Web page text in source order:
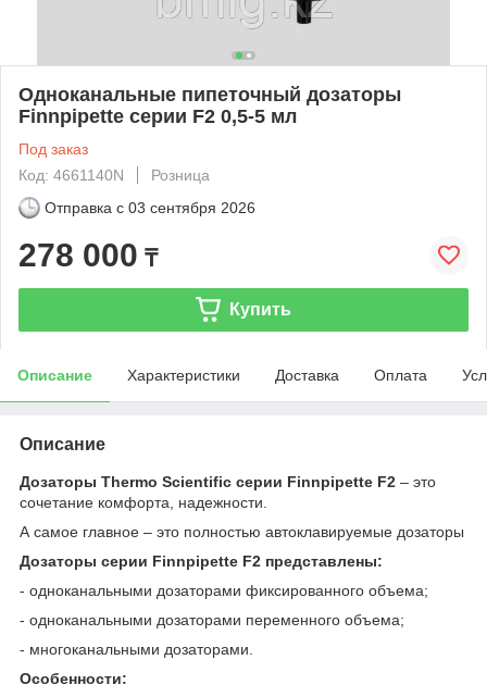
Одноканальные пипеточный дозаторы
Finnpipette серии F2 0,5-5 мл
Под заказ
Код: 4661140N
Розница
Отправка с 03 сентября 2026
278 000 ₸
Купить
Описание Характеристики Доставка Оплата
Описание
Дозаторы Thermo Scientific серии Finnpipette F2 – это
сочетание комфорта, надежности.
А самое главное – это полностью автоклавируемые дозаторы
Дозаторы серии Finnpipette F2 представлены:
- одноканальными дозаторами фиксированного объема;
- одноканальными дозаторами переменного объема;
- многоканальными дозаторами.
Особенности: